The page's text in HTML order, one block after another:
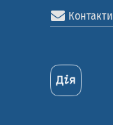
Контакти